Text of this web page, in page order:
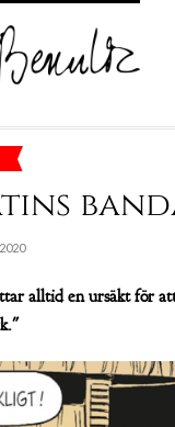
alltid en ursäkt för